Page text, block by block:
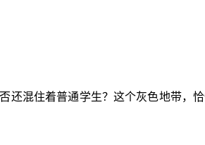
还混住着普通学生？这个灰色地带，